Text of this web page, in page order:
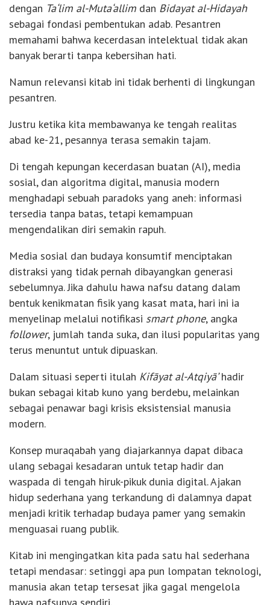
dengan Ta‘lim al-Muta‘allim dan Bidayat al-Hidayah
sebagai fondasi pembentukan adab. Pesantren
memahami bahwa kecerdasan intelektual tidak akan
banyak berarti tanpa kebersihan hati.
Namun relevansi kitab ini tidak berhenti di lingkungan
pesantren.
Justru ketika kita membawanya ke tengah realitas
abad ke-21, pesannya terasa semakin tajam.
Di tengah kepungan kecerdasan buatan (AI), media
sosial, dan algoritma digital, manusia modern
menghadapi sebuah paradoks yang aneh: informasi
tersedia tanpa batas, tetapi kemampuan
mengendalikan diri semakin rapuh.
Media sosial dan budaya konsumtif menciptakan
distraksi yang tidak pernah dibayangkan generasi
sebelumnya. Jika dahulu hawa nafsu datang dalam
bentuk kenikmatan fisik yang kasat mata, hari ini ia
menyelinap melalui notifikasi smart phone, angka
follower, jumlah tanda suka, dan ilusi popularitas yang
terus menuntut untuk dipuaskan.
Dalam situasi seperti itulah Kifāyat al-Atqiyā’hadir
bukan sebagai kitab kuno yang berdebu, melainkan
sebagai penawar bagi krisis eksistensial manusia
modern.
Konsep muraqabah yang diajarkannya dapat dibaca
ulang sebagai kesadaran untuk tetap hadir dan
waspada di tengah hiruk-pikuk dunia digital. Ajakan
hidup sederhana yang terkandung di dalamnya dapat
menjadi kritik terhadap budaya pamer yang semakin
menguasai ruang publik.
Kitab ini mengingatkan kita pada satu hal sederhana
tetapi mendasar: setinggi apa pun lompatan teknologi,
manusia akan tetap tersesat jika gagal mengelola
hawa nafsunya sendiri.